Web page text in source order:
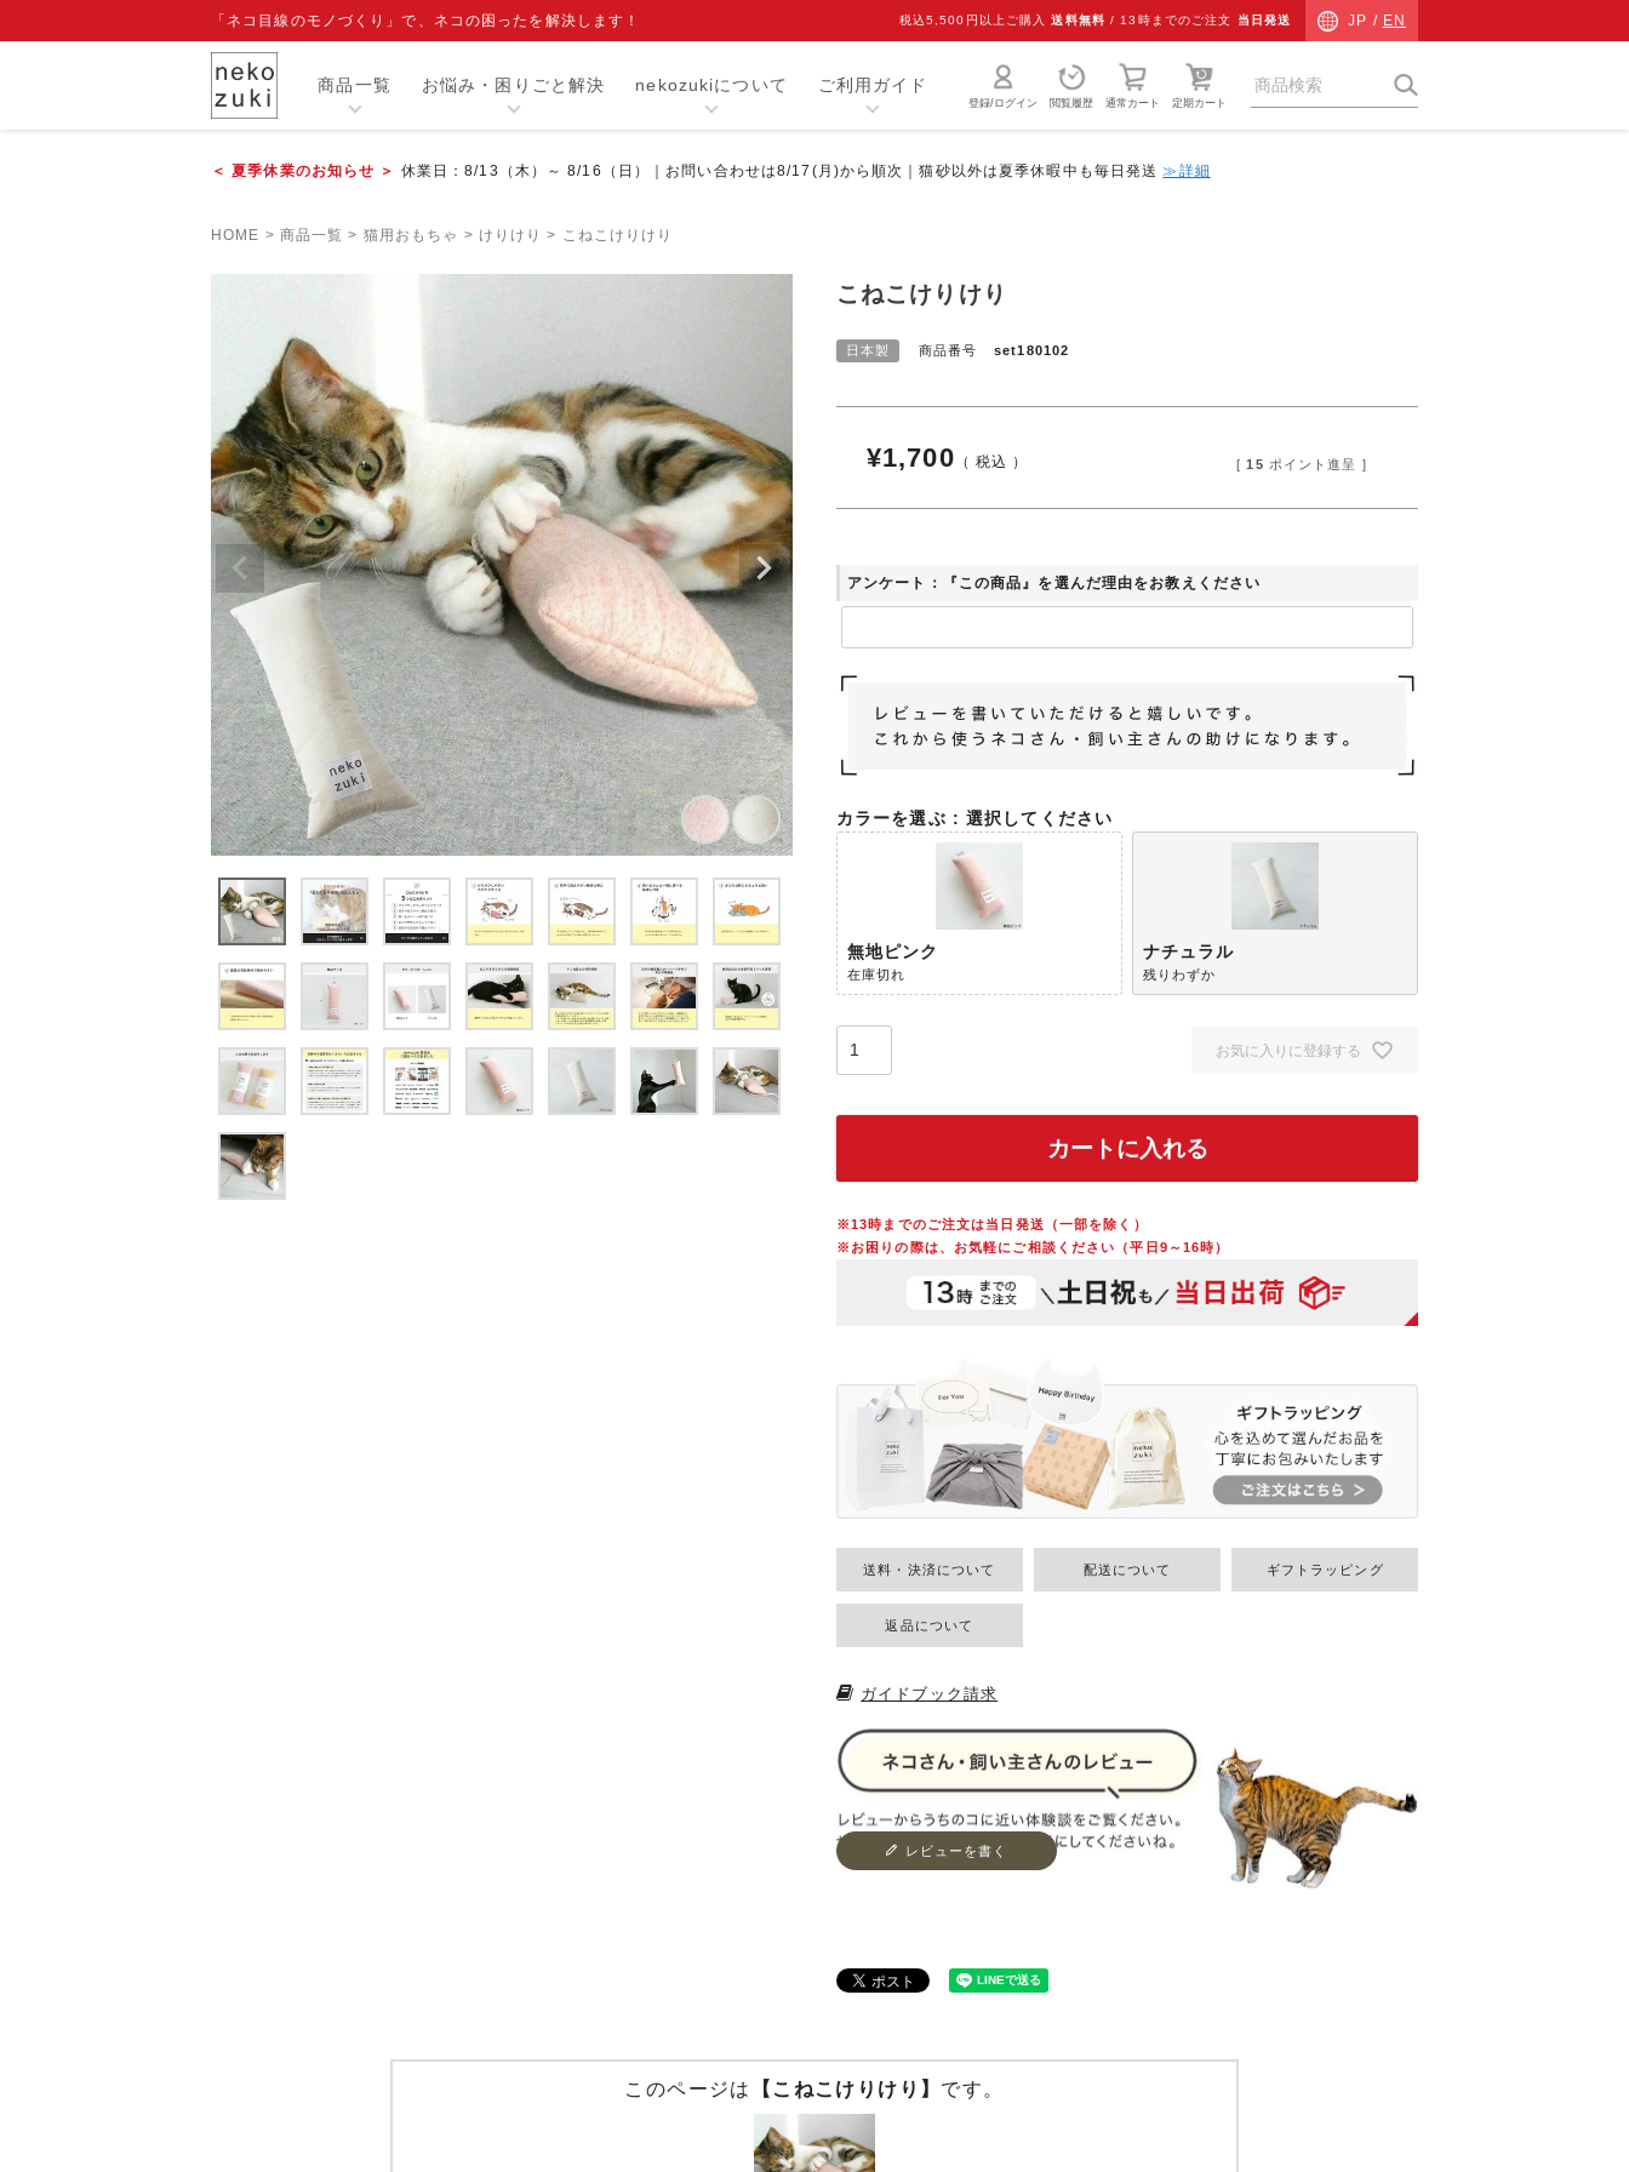
「ネコ目線のモノづくり」で、ネコの困ったを解決します！ 税込5,500円以上ご購入送料無料 / 13時までのご注文 当日発送 JP / EN
商品一覧
注目ワード
爪切り補助具『もふもふマスク』
エリザベスカラー
寒さ対策グッズ
猫砂・トイレ用品
食器
お手入れ用品
おもちゃ
お悩み・困りごと解決 nekozukiについて ご利用ガイド
登録/ログイン 閲覧履歴 通常カート 定期カート
＜ 夏季休業のお知らせ ＞ 休業日：8/13（木）～ 8/16（日）｜お問い合わせは8/17(月)から順次｜猫砂以外は夏季休暇中も毎日発送≫詳細
HOME 商品一覧 猫用おもちゃ けりけり こねこけりけり
こねこけりけり
日本製 商品番号 set180102
¥1,700 税込 [ 15 ポイント進呈 ]
アンケート：『この商品』を選んだ理由をお教えください
カラーを選ぶ 選択してください
無地ピンク
在庫切れ
ナチュラル
残りわずか
お気に入りに登録する
カートに入れる
※13時までのご注文は当日発送（一部を除く）
※お困りの際は、お気軽にご相談ください（平日9～16時）
送料・決済について 配送について ギフトラッピング
返品について
ガイドブック請求
レビューを書く
このページは 【こねこけりけり】 です。